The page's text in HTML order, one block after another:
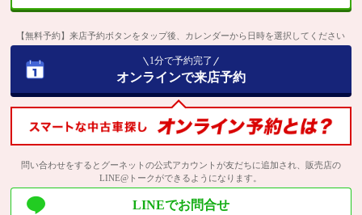
【無料予約】来店予約ボタンをタップ後、カレンダーから日時を選択してください
1分で予約完了
オンラインで来店予約
問い合わせをするとグーネットの公式アカウントが友だちに追加され、販売店の
LINE@トークができるようになります。
LINEでお問合せ